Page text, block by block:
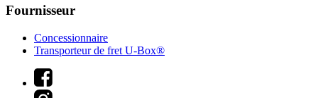
Fournisseur
Concessionnaire
Transporteur de fret U-Box®